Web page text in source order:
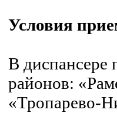
Условия
В диспансере
районов:
«Тропарево-